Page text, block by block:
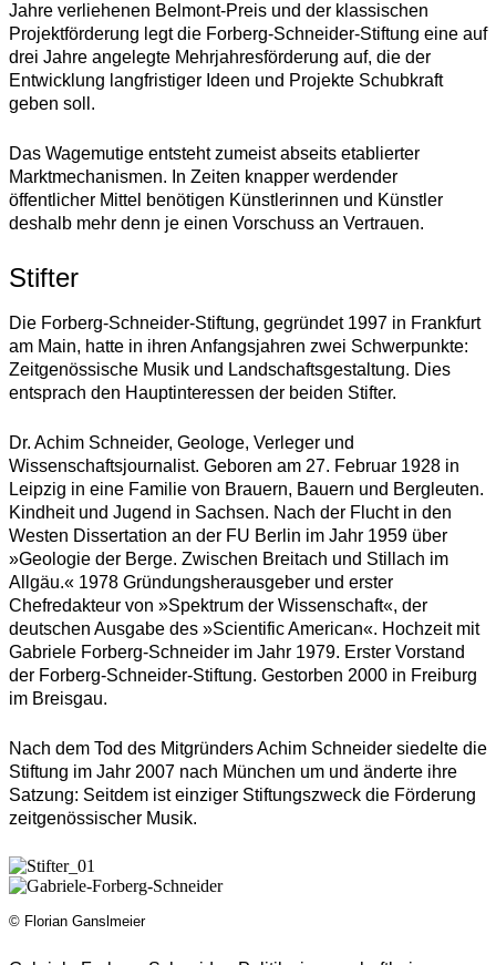
Jahre verliehenen Belmont-Preis und der klassischen
Projektförderung legt die Forberg-Schneider-Stiftung eine auf
drei Jahre angelegte Mehrjahresförderung auf, die der
Entwicklung langfristiger Ideen und Projekte Schubkraft
geben soll.
Das Wagemutige entsteht zumeist abseits etablierter
Marktmechanismen. In Zeiten knapper werdender
öffentlicher Mittel benötigen Künstlerinnen und Künstler
deshalb mehr denn je einen Vorschuss an Vertrauen.
Stifter
Die Forberg-Schneider-Stiftung, gegründet 1997 in Frankfurt
am Main, hatte in ihren Anfangsjahren zwei Schwerpunkte:
Zeitgenössische Musik und Landschaftsgestaltung. Dies
entsprach den Hauptinteressen der beiden Stifter.
Dr. Achim Schneider, Geologe, Verleger und
Wissenschaftsjournalist. Geboren am 27. Februar 1928 in
Leipzig in eine Familie von Brauern, Bauern und Bergleuten.
Kindheit und Jugend in Sachsen. Nach der Flucht in den
Westen Dissertation an der FU Berlin im Jahr 1959 über
»Geologie der Berge. Zwischen Breitach und Stillach im
Allgäu.« 1978 Gründungsherausgeber und erster
Chefredakteur von »Spektrum der Wissenschaft«, der
deutschen Ausgabe des »Scientific American«. Hochzeit mit
Gabriele Forberg-Schneider im Jahr 1979. Erster Vorstand
der Forberg-Schneider-Stiftung. Gestorben 2000 in Freiburg
im Breisgau.
Nach dem Tod des Mitgründers Achim Schneider siedelte die
Stiftung im Jahr 2007 nach München um und änderte ihre
Satzung: Seitdem ist einziger Stiftungszweck die Förderung
zeitgenössischer Musik.
© Florian Ganslmeier